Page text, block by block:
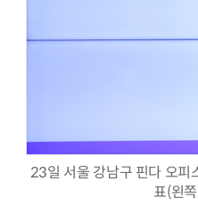
23일 서울 강남구 핀다 오피
표(왼